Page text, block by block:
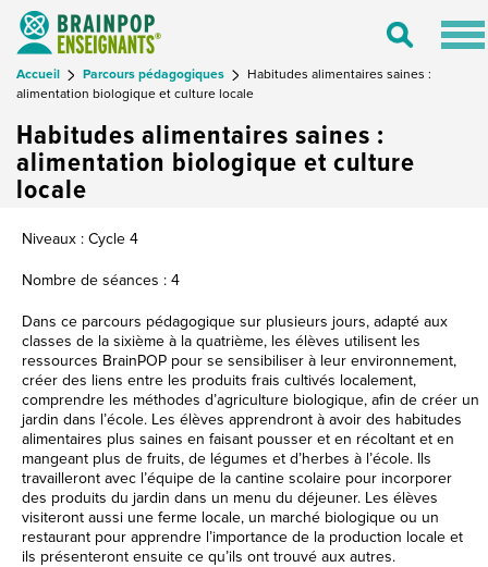
Toggle
Accueil Parcours pédagogiques
Habitudes alimentaires saines :
alimentation biologique et culture locale
Habitudes alimentaires saines :
alimentation biologique et culture
locale
Niveaux : Cycle 4
Nombre de séances : 4
Dans ce parcours pédagogique sur plusieurs jours, adapté aux
classes de la sixième à la quatrième, les élèves utilisent les
ressources BrainPOP pour se sensibiliser à leur environnement,
créer des liens entre les produits frais cultivés localement,
comprendre les méthodes d’agriculture biologique, afin de créer un
jardin dans l’école. Les élèves apprendront à avoir des habitudes
alimentaires plus saines en faisant pousser et en récoltant et en
mangeant plus de fruits, de légumes et d’herbes à l’école. Ils
travailleront avec l’équipe de la cantine scolaire pour incorporer
des produits du jardin dans un menu du déjeuner. Les élèves
visiteront aussi une ferme locale, un marché biologique ou un
restaurant pour apprendre l’importance de la production locale et
ils présenteront ensuite ce qu’ils ont trouvé aux autres.